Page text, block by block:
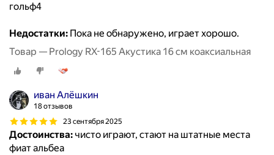
гольф4
Недостатки: Пока не обнаружено, играет хорошо.
Товар — Prology RX-165 Акустика 16 см коаксиальная
иван Алёшкин
18 отзывов
23 сентября 2025
Достоинства: чисто играют, стают на штатные места
фиат альбеа